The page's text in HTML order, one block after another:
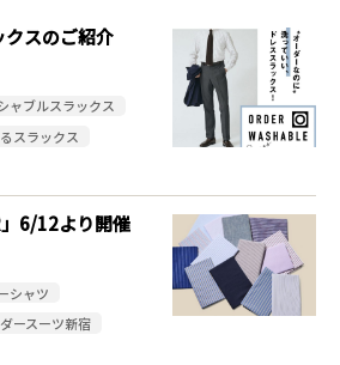
スのご紹介
ャブルスラックス
スラックス
」6/12より開催
シャツ
ースーツ新宿